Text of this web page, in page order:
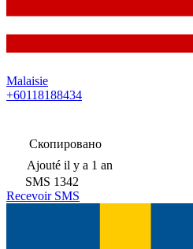
Malaisie
+60118188434
Скопировано
Ajouté il y a 1 an
SMS 1342
Recevoir SMS